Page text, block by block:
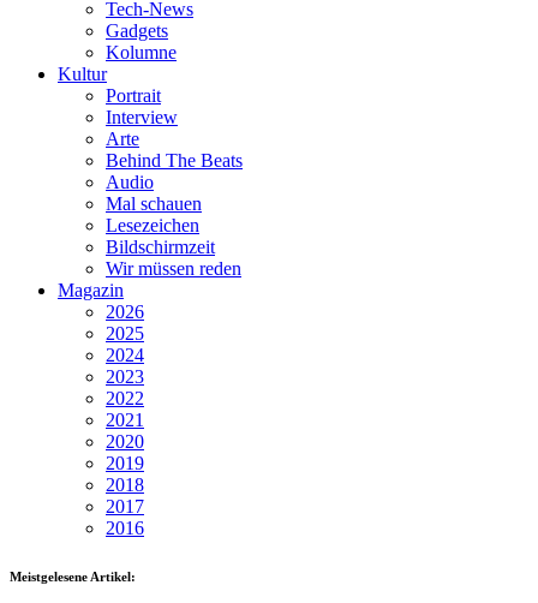
Tech-News
Gadgets
Kolumne
Kultur
Portrait
Interview
Arte
Behind The Beats
Audio
Mal schauen
Lesezeichen
Bildschirmzeit
Wir müssen reden
Magazin
2026
2025
2024
2023
2022
2021
2020
2019
2018
2017
2016
Meistgelesene Artikel: